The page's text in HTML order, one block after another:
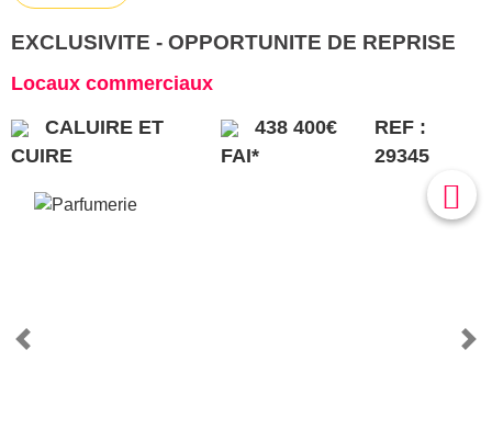
EXCLUSIVITE - OPPORTUNITE DE REPRISE
Locaux commerciaux
CALUIRE ET
CUIRE
438 400€
FAI*
REF :
29345